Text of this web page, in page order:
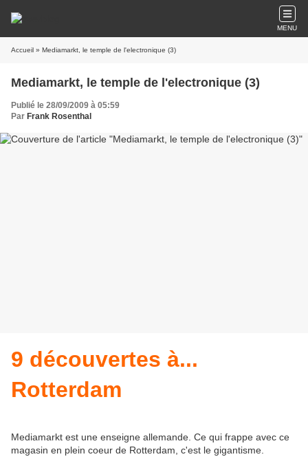
MENU
Accueil » Mediamarkt, le temple de l'electronique (3)
Mediamarkt, le temple de l'electronique (3)
Publié le 28/09/2009 à 05:59
Par Frank Rosenthal
9 découvertes à...
Rotterdam
Mediamarkt est une enseigne allemande. Ce qui frappe avec ce
magasin en plein coeur de Rotterdam, c'est le gigantisme.